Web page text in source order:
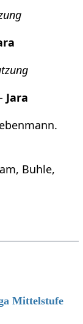
- Jara
Buhle,
Mittelstufe